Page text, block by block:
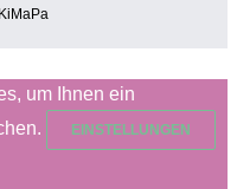
um Ihnen ein
EINSTELLUNGEN